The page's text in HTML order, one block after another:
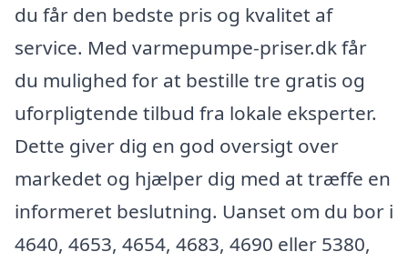
du får den bedste pris og kvalitet af
service. Med varmepumpe-priser.dk får
du mulighed for at bestille tre gratis og
uforpligtende tilbud fra lokale eksperter.
Dette giver dig en god oversigt over
markedet og hjælper dig med at træffe en
informeret beslutning. Uanset om du bor i
4640, 4653, 4654, 4683, 4690 eller 5380,